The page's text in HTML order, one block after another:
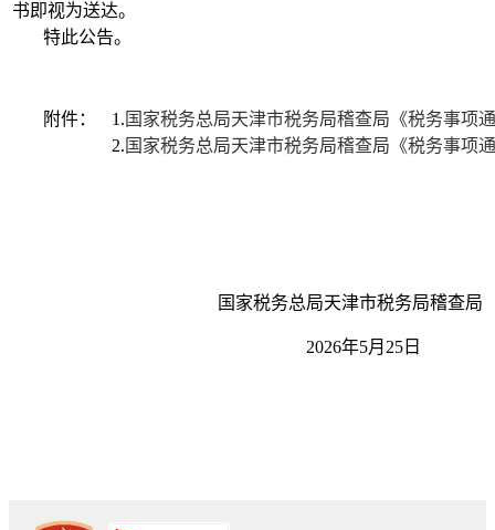
书即视为送达。
特此公告。
附件： 1. 国家税务总局天津市税务局稽查局《税务事项
2. 国家税务总局天津市税务局稽查局《税务事项
国家税务总局天津市税务局稽查局
2026年5月25日